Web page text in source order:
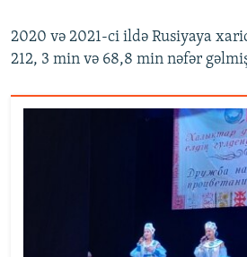
2020 və 2021-ci ildə Rusiyaya
212, 3 min və 68,8 min nəfər